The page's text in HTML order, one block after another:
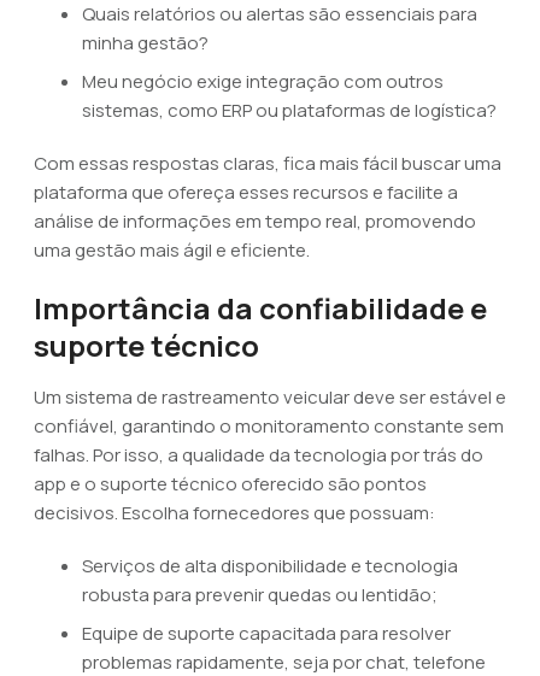
Quais relatórios ou alertas são essenciais para
minha gestão?
Meu negócio exige integração com outros
sistemas, como ERP ou plataformas de logística?
Com essas respostas claras, fica mais fácil buscar uma
plataforma que ofereça esses recursos e facilite a
análise de informações em tempo real, promovendo
uma gestão mais ágil e eficiente.
Importância da confiabilidade e
suporte técnico
Um sistema de rastreamento veicular deve ser estável e
confiável, garantindo o monitoramento constante sem
falhas. Por isso, a qualidade da tecnologia por trás do
app e o suporte técnico oferecido são pontos
decisivos. Escolha fornecedores que possuam:
Serviços de alta disponibilidade e tecnologia
robusta para prevenir quedas ou lentidão;
Equipe de suporte capacitada para resolver
problemas rapidamente, seja por chat, telefone